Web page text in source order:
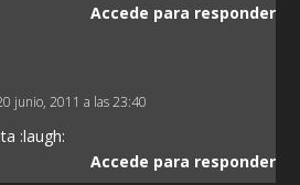
Accede para responder
junio, 2011 a las 23:40
:laugh:
Accede para responder